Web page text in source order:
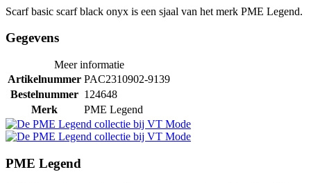
Scarf basic scarf black onyx is een sjaal van het merk PME Legend.
Gegevens
Meer informatie
Artikelnummer PAC2310902-9139
Bestelnummer 124648
Merk
PME Legend
PME Legend